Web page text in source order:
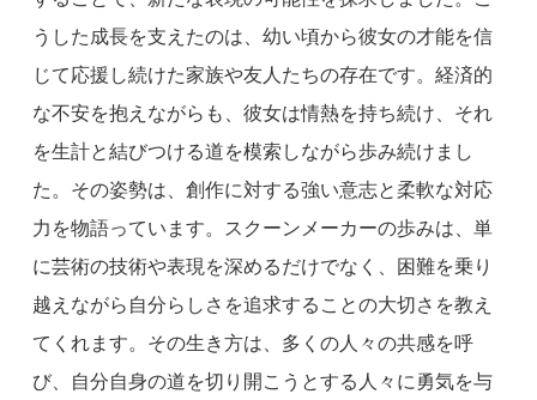
うした成長を支えたのは、幼い頃から彼女の才能を信
じて応援し続けた家族や友人たちの存在です。経済的
な不安を抱えながらも、彼女は情熱を持ち続け、それ
を生計と結びつける道を模索しながら歩み続けまし
た。その姿勢は、創作に対する強い意志と柔軟な対応
力を物語っています。スクーンメーカーの歩みは、単
に芸術の技術や表現を深めるだけでなく、困難を乗り
越えながら自分らしさを追求することの大切さを教え
てくれます。その生き方は、多くの人々の共感を呼
び、自分自身の道を切り開こうとする人々に勇気を与